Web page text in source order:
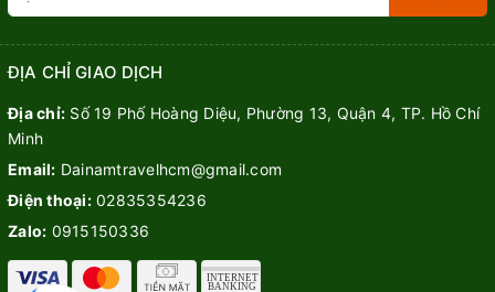
ĐỊA CHỈ GIAO DỊCH
Địa chỉ: Số 19 Phố Hoàng Diệu, Phường 13, Quận 4, TP. Hồ Chí
Minh
Email: Dainamtravelhcm@gmail.com
Điện thoại: 02835354236
Zalo: 0915150336